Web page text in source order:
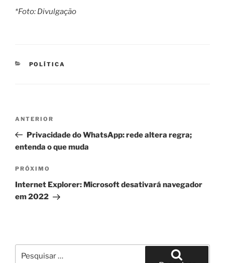
*Foto: Divulgação
CATEGORIAS
POLÍTICA
Post
Post
anterior
ANTERIOR
Privacidade do WhatsApp: rede altera regra;
entenda o que muda
Próximo
post
PRÓXIMO
Internet Explorer: Microsoft desativará navegador
em 2022